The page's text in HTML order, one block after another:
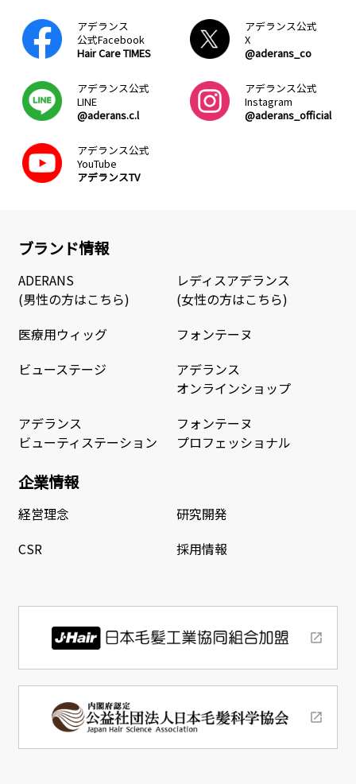
アデランス
公式Facebook
Hair Care TIMES
アデランス公式
X
@aderans_co
アデランス公式
LINE
@aderans.c.l
アデランス公式
Instagram
@aderans_official
アデランス公式
YouTube
アデランスTV
ブランド情報
ADERANS
(男性の方はこちら)
レディスアデランス
(女性の方はこちら)
医療用ウィッグ
フォンテーヌ
ビューステージ
アデランス
オンラインショップ
アデランス
ビューティステーション
フォンテーヌ
プロフェッショナル
企業情報
経営理念
研究開発
CSR
採用情報